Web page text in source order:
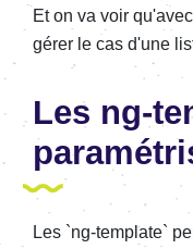
Et on va voir
gérer le cas d'une
Les ng-
Les `ng-template`